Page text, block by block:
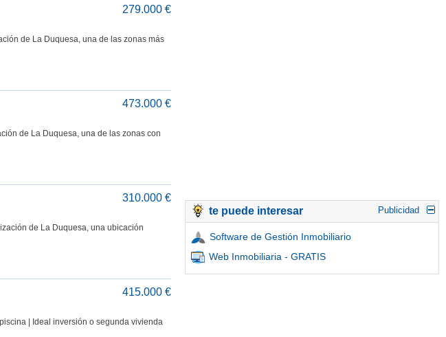
Publicidad
te puede interesar
Software de Gestión Inmobiliario
Web Inmobiliaria - GRATIS
279.000 €
de La Duquesa, una de las zonas más
473.000 €
de La Duquesa, una de las zonas con
310.000 €
de La Duquesa, una ubicación
415.000 €
| Ideal inversión o segunda vivienda